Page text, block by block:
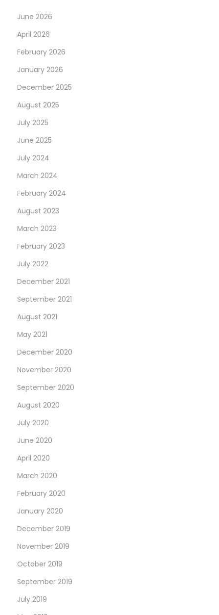
June 2026
April 2026
February 2026
January 2026
December 2025
August 2025
July 2025
June 2025
July 2024
March 2024
February 2024
August 2023
March 2023
February 2023
July 2022
December 2021
September 2021
August 2021
May 2021
December 2020
November 2020
September 2020
August 2020
July 2020
June 2020
April 2020
March 2020
February 2020
January 2020
December 2019
November 2019
October 2019
September 2019
July 2019